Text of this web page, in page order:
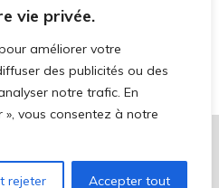
vie privée.
améliorer votre
des publicités ou des
notre trafic. En
vous consentez à notre
rejeter Accepter tout
LA MALTRAITANCE ENVERS LES